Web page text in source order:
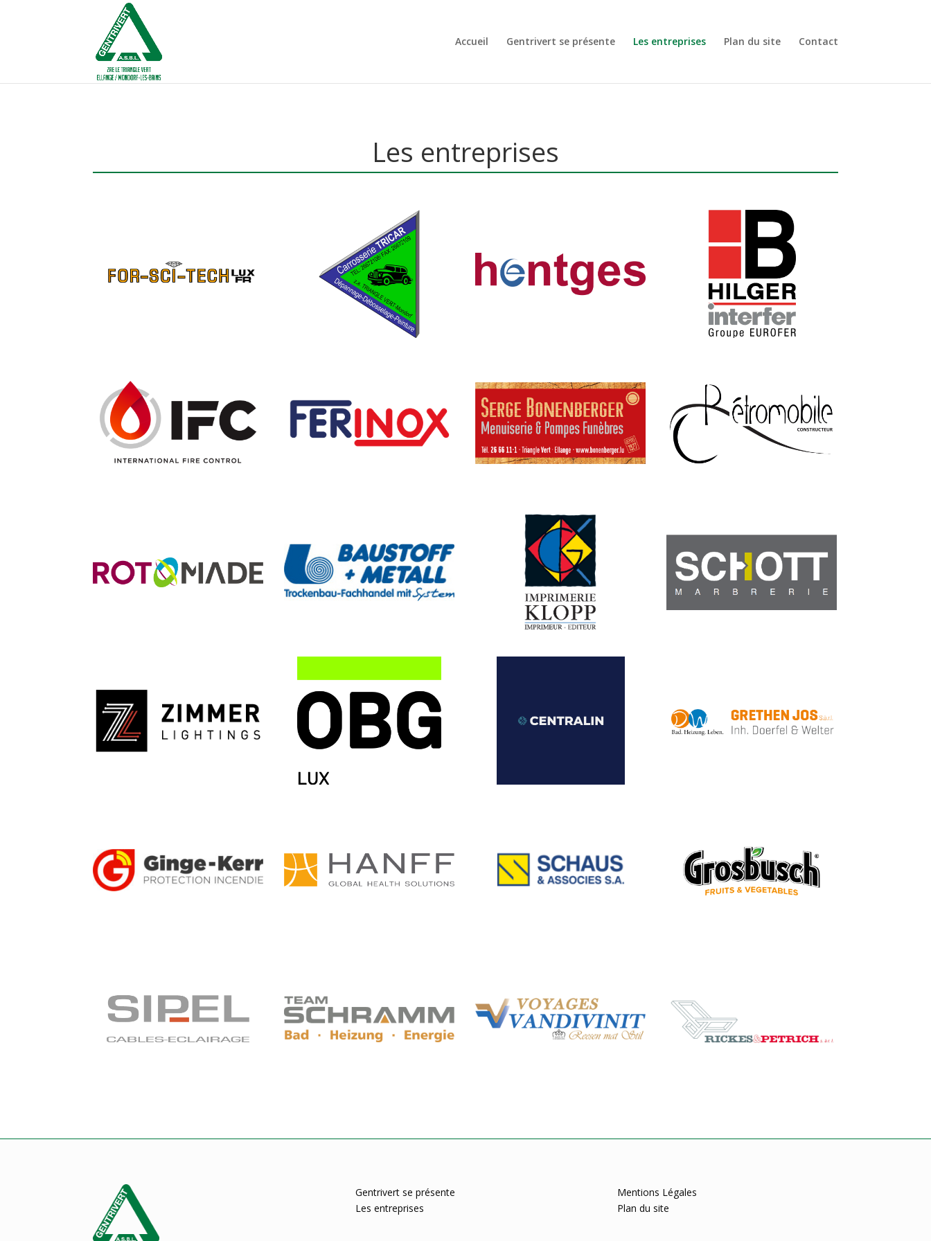
Accueil Gentrivert se présente Les entreprises Plan du site Contact
Les entreprises
Gentrivert se présente
Les entreprises
Mentions Légales
Plan du site